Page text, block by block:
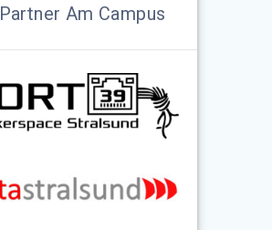
Partner Am Campus